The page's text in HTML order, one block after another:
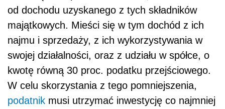
od dochodu uzyskanego z tych składników
majątkowych. Mieści się w tym dochód z ich
najmu i sprzedaży, z ich wykorzystywania w
swojej działalności, oraz z udziału w spółce, o
kwotę równą 30 proc. podatku przejściowego.
W celu skorzystania z tego pomniejszenia,
podatnik musi utrzymać inwestycję co najmniej